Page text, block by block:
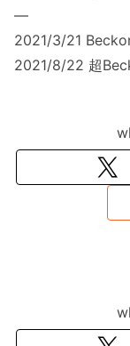
—
2021/3/21
2021/8/22 超